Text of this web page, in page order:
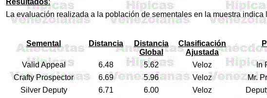
Resultados:
La evaluación realizada a la población de sementales en la muestra indica
Semental Distancia
Distancia
Global
Clasificación
Ajustada
Valid Appeal 6.48 5.62 Veloz In
Crafty Prospector
6.69 5.96 Veloz Mr.
Silver Deputy
6.71 6.00 Veloz